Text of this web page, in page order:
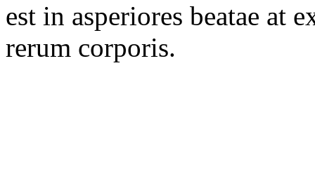
est in asperiores beatae at
rerum corporis.